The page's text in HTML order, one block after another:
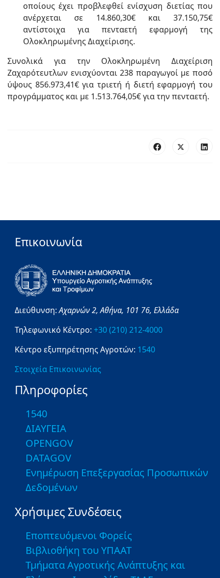
οποίους έχει προβλεφθεί ενίσχυση διετίας που
ανέρχεται σε 14.860,30€ και 37.150,75€
αντίστοιχα για πενταετή εφαρμογή της
Ολοκληρωμένης Διαχείρισης.
Συνολικά για την Ολοκληρωμένη Διαχείριση
Ζαχαρότευτλων ενισχύονται 238 παραγωγοί με ποσό
ύψους 856.973,41€ για τριετή ή διετή εφαρμογή του
προγράμματος και με 1.513.764,05€ για την πενταετή.
Επικοινωνία
Διεύθυνση:Αχαρνών 2,Αθήνα, 101 76, Ελλάδα
Τηλεφωνικό Κέντρο: +30 (210) 212-4000
Κέντρο εξυπηρέτησης Αγροτών: 1540
Στοιχεία Επικοινωνίας
Πληροφορίες
1540
ΔΙΑΥΓΕΙΑ
OPENGOV
DATAGOV
Ενημέρωση Επεξεργασίας Προσωπικών
Δεδομένων
Χρήσιμες Συνδέσεις
Εποπτευόμενοι Φορείς
Βιβλιοθήκη του ΥΠΑΑΤ
Τμήματα Αγροτικής Ανάπτυξης και